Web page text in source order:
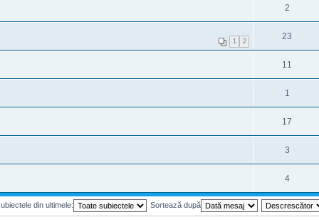
2
1 2 23
11
1
17
3
4
din ultimele: Sortează după